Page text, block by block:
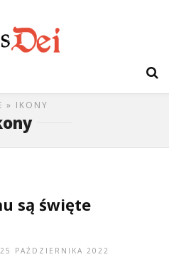
» IKONY
są święte
PAŹDZIERNIKA 2022